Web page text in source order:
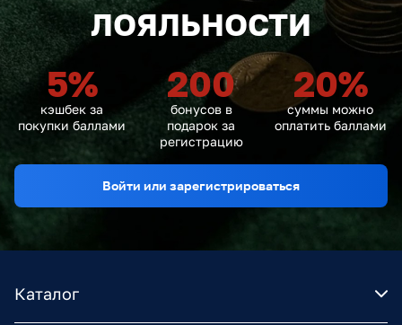
ЛОЯЛЬНОСТИ
5%
кэшбек за
покупки баллами
200
бонусов в
подарок за
регистрацию
20%
суммы можно
оплатить баллами
Войти или зарегистрироваться
Каталог